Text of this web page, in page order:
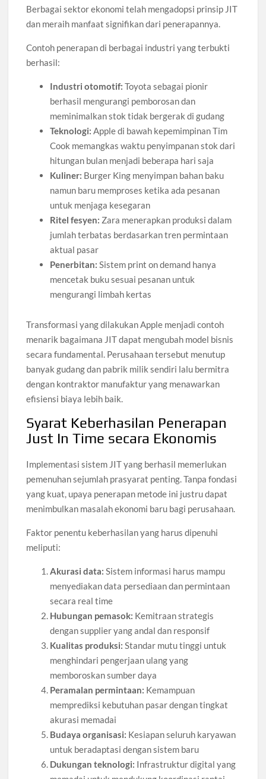
Berbagai sektor ekonomi telah mengadopsi prinsip JIT
dan meraih manfaat signifikan dari penerapannya.
Contoh penerapan di berbagai industri yang terbukti
berhasil:
Industri otomotif: Toyota sebagai pionir
berhasil mengurangi pemborosan dan
meminimalkan stok tidak bergerak di gudang
Teknologi: Apple di bawah kepemimpinan Tim
Cook memangkas waktu penyimpanan stok dari
hitungan bulan menjadi beberapa hari saja
Kuliner: Burger King menyimpan bahan baku
namun baru memproses ketika ada pesanan
untuk menjaga kesegaran
Ritel fesyen: Zara menerapkan produksi dalam
jumlah terbatas berdasarkan tren permintaan
aktual pasar
Penerbitan: Sistem print on demand hanya
mencetak buku sesuai pesanan untuk
mengurangi limbah kertas
Transformasi yang dilakukan Apple menjadi contoh
menarik bagaimana JIT dapat mengubah model bisnis
secara fundamental. Perusahaan tersebut menutup
banyak gudang dan pabrik milik sendiri lalu bermitra
dengan kontraktor manufaktur yang menawarkan
efisiensi biaya lebih baik.
Syarat Keberhasilan Penerapan
Just In Time secara Ekonomis
Implementasi sistem JIT yang berhasil memerlukan
pemenuhan sejumlah prasyarat penting. Tanpa fondasi
yang kuat, upaya penerapan metode ini justru dapat
menimbulkan masalah ekonomi baru bagi perusahaan.
Faktor penentu keberhasilan yang harus dipenuhi
meliputi:
Akurasi data: Sistem informasi harus mampu
menyediakan data persediaan dan permintaan
secara real time
Hubungan pemasok: Kemitraan strategis
dengan supplier yang andal dan responsif
Kualitas produksi: Standar mutu tinggi untuk
menghindari pengerjaan ulang yang
memboroskan sumber daya
Peramalan permintaan: Kemampuan
memprediksi kebutuhan pasar dengan tingkat
akurasi memadai
Budaya organisasi: Kesiapan seluruh karyawan
untuk beradaptasi dengan sistem baru
Dukungan teknologi: Infrastruktur digital yang